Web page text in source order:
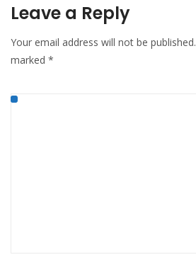
Leave a Reply
Your email address will not be published.
marked *